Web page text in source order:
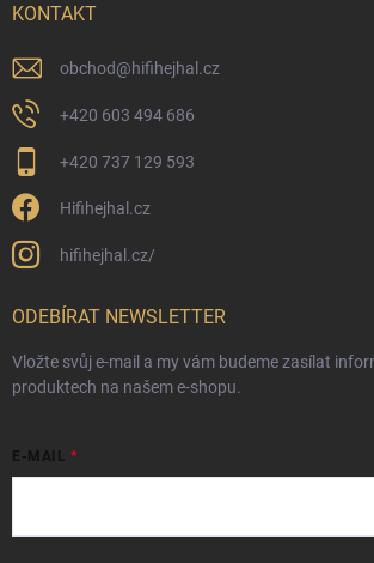
KONTAKT
obchod@hifihejhal.cz
+420 603 494 686
+420 737 129 593
Hifihejhal.cz
hifihejhal.cz/
ODEBÍRAT NEWSLETTER
Vložte svůj e-mail a my vám budeme zasílat
produktech na našem e-shopu.
E-MAIL